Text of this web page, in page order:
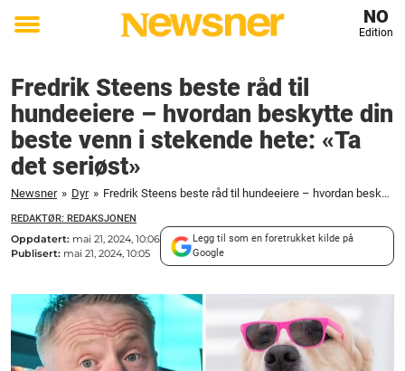
Toggle
NO
Edition
Fredrik Steens beste råd til
hundeeiere – hvordan beskytte din
beste venn i stekende hete: «Ta
det seriøst»
Newsner » Dyr » Fredrik Steens beste råd til hundeeiere – hvordan beskytte din beste venn i stekende hete: «Ta det seriøst»
REDAKTØR: REDAKSJONEN
Oppdatert: mai 21, 2024, 10:06
Publisert: mai 21, 2024, 10:05
Legg til som en foretrukket kilde på
Google